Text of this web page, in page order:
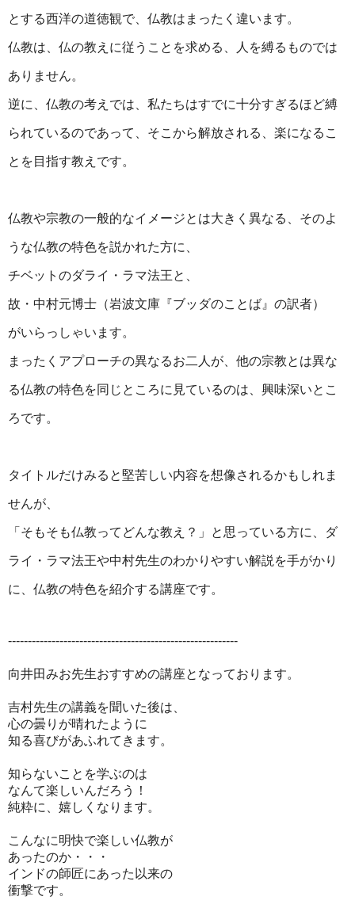
とする西洋の道徳観で、仏教はまったく違います。
仏教は、仏の教えに従うことを求める、人を縛るものでは
ありません。
逆に、仏教の考えでは、私たちはすでに十分すぎるほど縛
られているのであって、そこから解放される、楽になるこ
とを目指す教えです。
仏教や宗教の一般的なイメージとは大きく異なる、そのよ
うな仏教の特色を説かれた方に、
チベットのダライ・ラマ法王と、
故・中村元博士（岩波文庫『ブッダのことば』の訳者）
がいらっしゃいます。
まったくアプローチの異なるお二人が、他の宗教とは異な
る仏教の特色を同じところに見ているのは、興味深いとこ
ろです。
タイトルだけみると堅苦しい内容を想像されるかもしれま
せんが、
「そもそも仏教ってどんな教え？」と思っている方に、ダ
ライ・ラマ法王や中村先生のわかりやすい解説を手がかり
に、仏教の特色を紹介する講座です。
----------------------------------------------------------
向井田みお先生おすすめの講座となっております。
吉村先生の講義を聞いた後は、
心の曇りが晴れたように
知る喜びがあふれてきます。
知らないことを学ぶのは
なんて楽しいんだろう！
純粋に、嬉しくなります。
こんなに明快で楽しい仏教が
あったのか・・・
インドの師匠にあった以来の
衝撃です。